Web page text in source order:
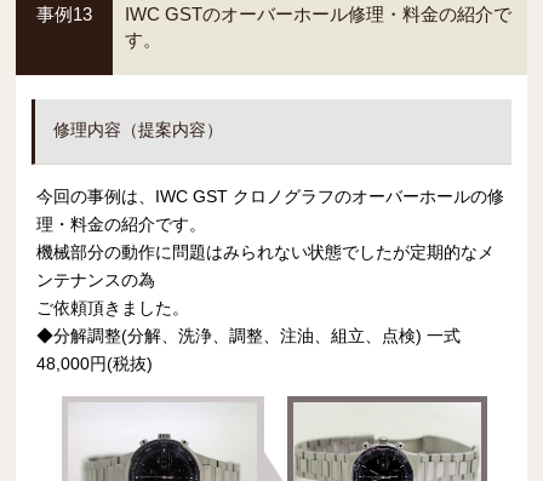
事例13
IWC GSTのオーバーホール修理・料金の紹介で
す。
修理内容（提案内容）
今回の事例は、IWC GST クロノグラフのオーバーホールの修
理・料金の紹介です。
機械部分の動作に問題はみられない状態でしたが定期的なメ
ンテナンスの為
ご依頼頂きました。
◆分解調整(分解、洗浄、調整、注油、組立、点検) 一式
48,000円(税抜)